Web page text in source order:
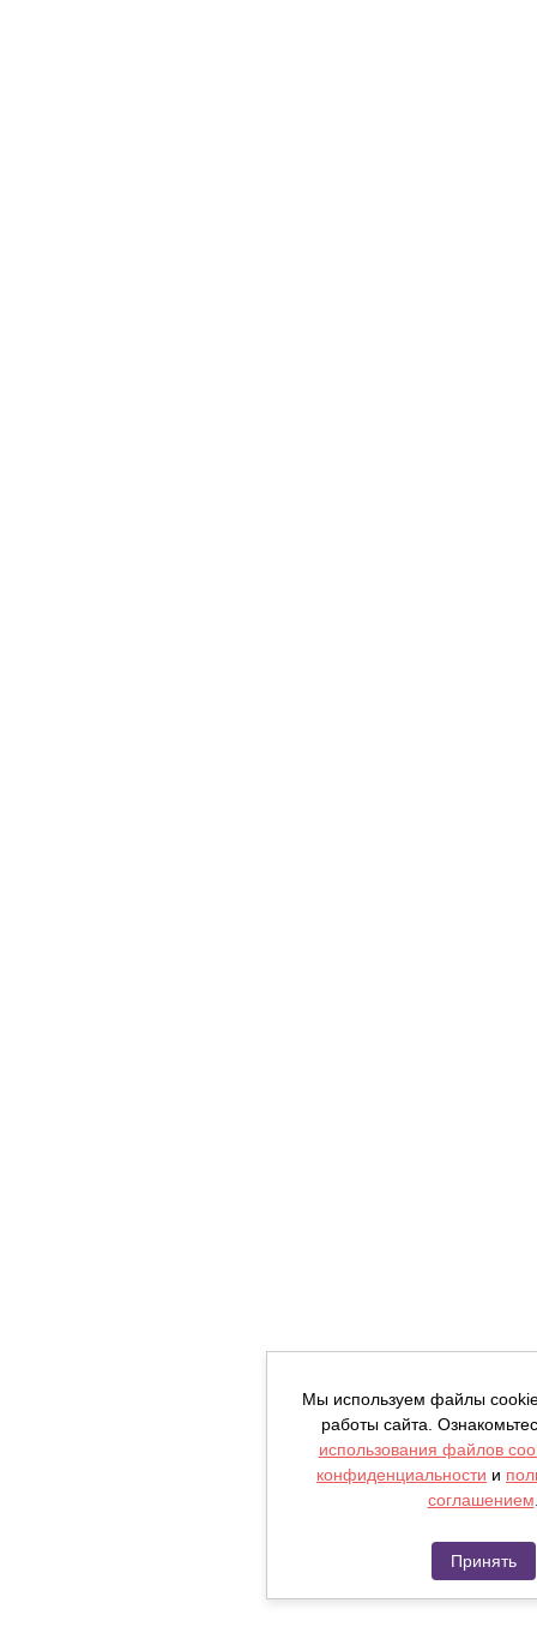
Мы используем файлы
работы сайта.
использования файлов
конфиденциальности и
соглашением
Принять